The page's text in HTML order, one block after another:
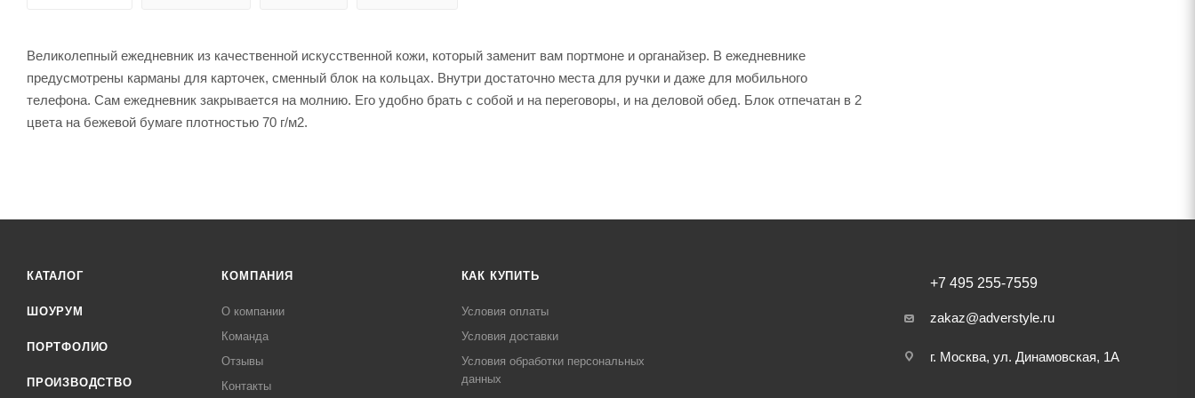
Великолепный ежедневник из качественной искусственной кожи, который заменит вам портмоне и органайзер. В ежедневнике
предусмотрены карманы для карточек, сменный блок на кольцах. Внутри достаточно места для ручки и даже для мобильного
телефона. Сам ежедневник закрывается на молнию. Его удобно брать с собой и на переговоры, и на деловой обед. Блок отпечатан в 2
цвета на бежевой бумаге плотностью 70 г/м2.
КАТАЛОГ
ШОУРУМ
ПОРТФОЛИО
ПРОИЗВОДСТВО
КОМПАНИЯ
О компании
Команда
Отзывы
Контакты
КАК КУПИТЬ
Условия оплаты
Условия доставки
Условия обработки персональных
данных
+7 495 255-7559
zakaz@adverstyle.ru
г. Москва, ул. Динамовская, 1А